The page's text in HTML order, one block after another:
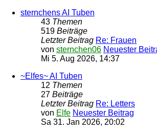
sternchens AI Tuben
43 Themen
519 Beiträge
Letzter Beitrag Re: Frauen
von sternchen06 Neuester
Mi 5. Aug 2026, 14:37
~Elfes~ AI Tuben
12 Themen
27 Beiträge
Letzter Beitrag Re: Letters
von Elfe Neuester Beitrag
Sa 31. Jan 2026, 20:02